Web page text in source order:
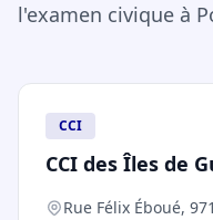
l'examen civique à
CCI
CCI des Îles de
Rue Félix Éboué,